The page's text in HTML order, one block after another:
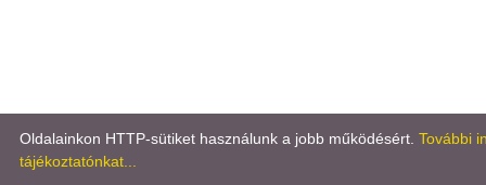
Oldalainkon HTTP-sütiket használunk a jobb működésért. További
tájékoztatónkat...